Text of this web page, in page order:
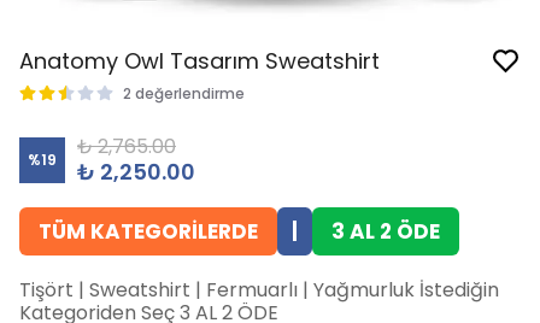
Anatomy Owl Tasarım Sweatshirt
2 değerlendirme
%19 ₺ 2,765.00
₺ 2,250.00
TÜM KATEGORİLERDE 3 AL 2 ÖDE
Tişört | Sweatshirt | Fermuarlı | Yağmurluk İstediğin
Kategoriden Seç 3 AL 2 ÖDE